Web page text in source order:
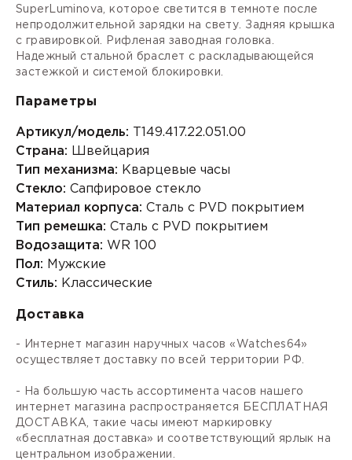
SuperLuminova, которое светится в темноте после
непродолжительной зарядки на свету. Задняя крышка
с гравировкой. Рифленая заводная головка.
Надежный стальной браслет с раскладывающейся
застежкой и системой блокировки.
Параметры
Артикул/модель: T149.417.22.051.00
Страна: Швейцария
Тип механизма: Кварцевые часы
Стекло: Сапфировое стекло
Материал корпуса: Сталь с PVD покрытием
Тип ремешка: Сталь с PVD покрытием
Водозащита: WR 100
Пол: Мужские
Стиль: Классические
Доставка
- Интернет магазин наручных часов «Watches64»
осуществляет доставку по всей территории РФ.
- На большую часть ассортимента часов нашего
интернет магазина распространяется БЕСПЛАТНАЯ
ДОСТАВКА, такие часы имеют маркировку
«бесплатная доставка» и соответствующий ярлык на
центральном изображении.